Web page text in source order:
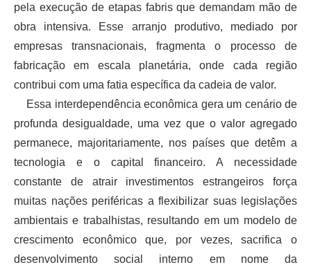
pela execução de etapas fabris que demandam mão de
obra intensiva. Esse arranjo produtivo, mediado por
empresas transnacionais, fragmenta o processo de
fabricação em escala planetária, onde cada região
contribui com uma fatia específica da cadeia de valor.
Essa interdependência econômica gera um cenário de
profunda desigualdade, uma vez que o valor agregado
permanece, majoritariamente, nos países que detêm a
tecnologia e o capital financeiro. A necessidade
constante de atrair investimentos estrangeiros força
muitas nações periféricas a flexibilizar suas legislações
ambientais e trabalhistas, resultando em um modelo de
crescimento econômico que, por vezes, sacrifica o
desenvolvimento social interno em nome da